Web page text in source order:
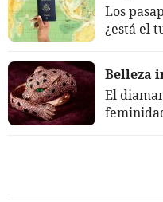
Los
¿está el
Belleza
El